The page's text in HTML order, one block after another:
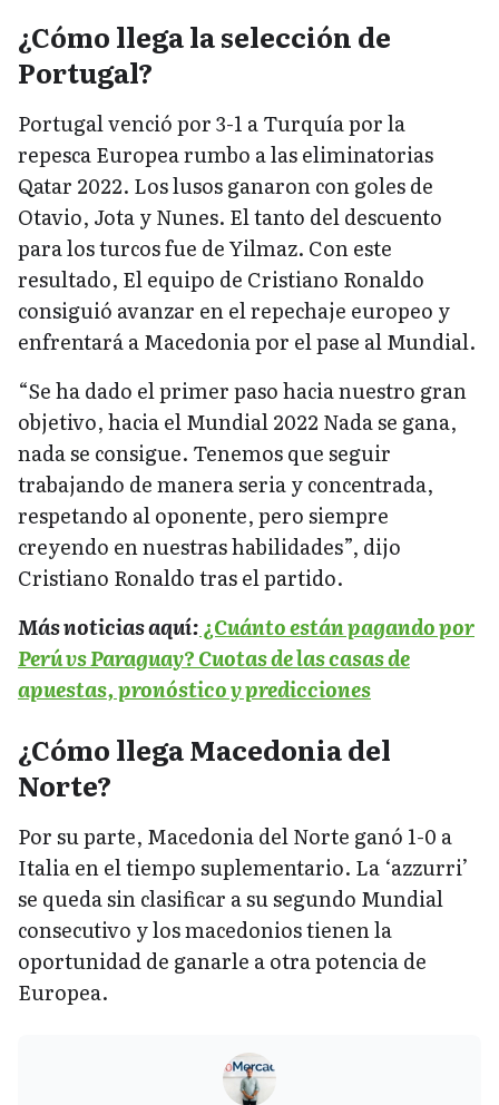
¿Cómo llega la selección de
Portugal?
Portugal venció por 3-1 a Turquía por la
repesca Europea rumbo a las eliminatorias
Qatar 2022. Los lusos ganaron con goles de
Otavio, Jota y Nunes. El tanto del descuento
para los turcos fue de Yilmaz. Con este
resultado, El equipo de Cristiano Ronaldo
consiguió avanzar en el repechaje europeo y
enfrentará a Macedonia por el pase al Mundial.
“Se ha dado el primer paso hacia nuestro gran
objetivo, hacia el Mundial 2022 Nada se gana,
nada se consigue. Tenemos que seguir
trabajando de manera seria y concentrada,
respetando al oponente, pero siempre
creyendo en nuestras habilidades”, dijo
Cristiano Ronaldo tras el partido.
Más noticias aquí:¿Cuánto están pagando por
Perú vs Paraguay? Cuotas de las casas de
apuestas, pronóstico y predicciones
¿Cómo llega Macedonia del
Norte?
Por su parte, Macedonia del Norte ganó 1-0 a
Italia en el tiempo suplementario. La ‘azzurri’
se queda sin clasificar a su segundo Mundial
consecutivo y los macedonios tienen la
oportunidad de ganarle a otra potencia de
Europea.